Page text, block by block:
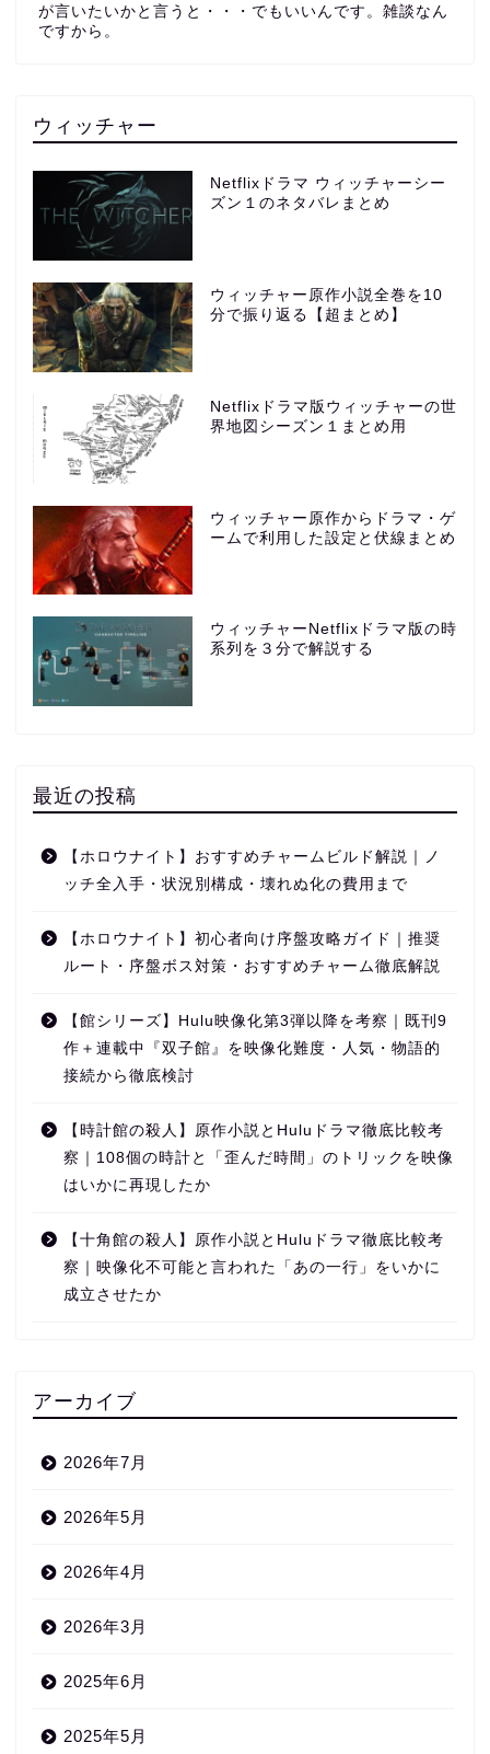
が言いたいかと言うと・・・でもいいんです。雑談なん
ですから。
ウィッチャー
Netflixドラマ ウィッチャーシー
ズン１のネタバレまとめ
ウィッチャー原作小説全巻を10
分で振り返る【超まとめ】
Netflixドラマ版ウィッチャーの世
界地図シーズン１まとめ用
ウィッチャー原作からドラマ・ゲ
ームで利用した設定と伏線まとめ
ウィッチャーNetflixドラマ版の時
系列を３分で解説する
最近の投稿
【ホロウナイト】おすすめチャームビルド解説｜ノ
ッチ全入手・状況別構成・壊れぬ化の費用まで
【ホロウナイト】初心者向け序盤攻略ガイド｜推奨
ルート・序盤ボス対策・おすすめチャーム徹底解説
【館シリーズ】Hulu映像化第3弾以降を考察｜既刊9
作＋連載中『双子館』を映像化難度・人気・物語的
接続から徹底検討
【時計館の殺人】原作小説とHuluドラマ徹底比較考
察｜108個の時計と「歪んだ時間」のトリックを映像
はいかに再現したか
【十角館の殺人】原作小説とHuluドラマ徹底比較考
察｜映像化不可能と言われた「あの一行」をいかに
成立させたか
アーカイブ
2026年7月
2026年5月
2026年4月
2026年3月
2025年6月
2025年5月